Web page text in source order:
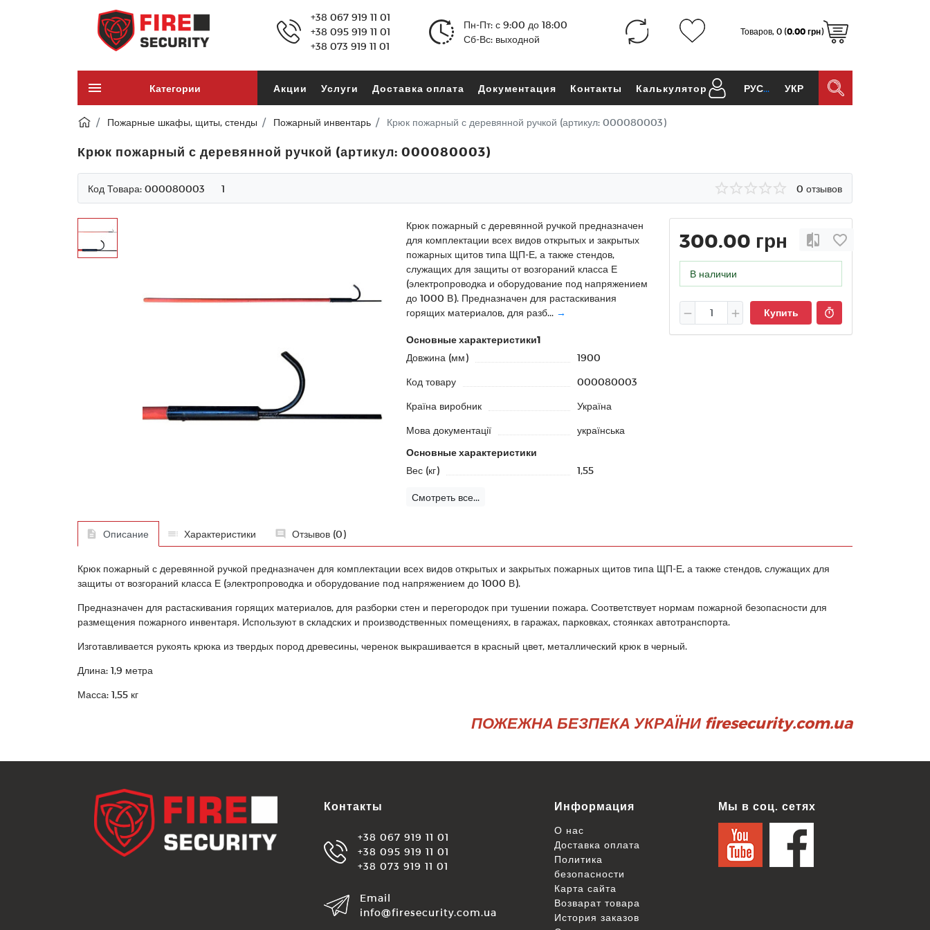
+38 067 919 11 01
+38 095 919 11 01
+38 073 919 11 01
Пн-Пт: с 9:00 до 18:00
Сб-Вс: выходной
Товаров, 0 (0.00 грн)
Категории Акции Услуги Доставка оплата Документация Контакты Калькулятор РУС УКР
Пожарные шкафы, щиты, стенды Пожарный инвентарь Крюк пожарный с деревянной ручкой (артикул: 000080003)
Крюк пожарный с деревянной ручкой (артикул: 000080003)
Код Товара: 000080003 1 0 отзывов
300.00 грн
В наличии
Купить
Крюк пожарный с деревянной ручкой предназначен
для комплектации всех видов открытых и закрытых
пожарных щитов типа ЩП-Е, а также стендов,
служащих для защиты от возгораний класса Е
(электропроводка и оборудование под напряжением
до 1000 В). Предназначен для растаскивания
горящих материалов, для разб... →
Основные характеристики1
Довжина (мм)
1900
Код товару 000080003
Країна виробник Україна
Мова документації
українська
Основные характеристики
Вес (кг)
1,55
Смотреть все...
Описание Характеристики Отзывов (0)
Крюк пожарный с деревянной ручкой предназначен для комплектации всех видов открытых и закрытых пожарных щитов типа ЩП-Е, а также стендов, служащих для
защиты от возгораний класса Е (электропроводка и оборудование под напряжением до 1000 В).
Предназначен для растаскивания горящих материалов, для разборки стен и перегородок при тушении пожара. Соответствует нормам пожарной безопасности для
размещения пожарного инвентаря. Используют в складских и производственных помещениях, в гаражах, парковках, стоянках автотранспорта.
Изготавливается рукоять крюка из твердых пород древесины, черенок выкрашивается в красный цвет, металлический крюк в черный.
Длина: 1,9 метра
Масса: 1,55 кг
ПОЖЕЖНА БЕЗПЕКА УКРАЇНИ firesecurity.com.ua
Контакты
+38 067 919 11 01
+38 095 919 11 01
+38 073 919 11 01
Email
info@firesecurity.com.ua
Информация
О нас
Доставка оплата
Политика
безопасности
Карта сайта
Возварат товара
История заказов
Мы в соц. сетях